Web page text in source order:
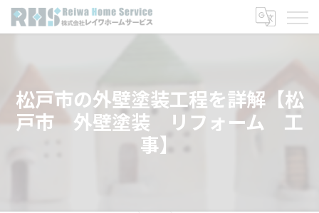
松戸市の外壁塗装工程を詳解【松
戸市 外壁塗装 リフォーム 工
事】